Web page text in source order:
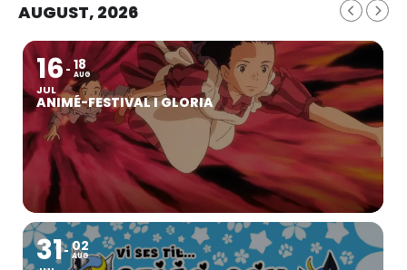
AUGUST, 2026
16
JUL
18
AUG
ANIMÉ-FESTIVAL I GLORIA
31 02
AUG